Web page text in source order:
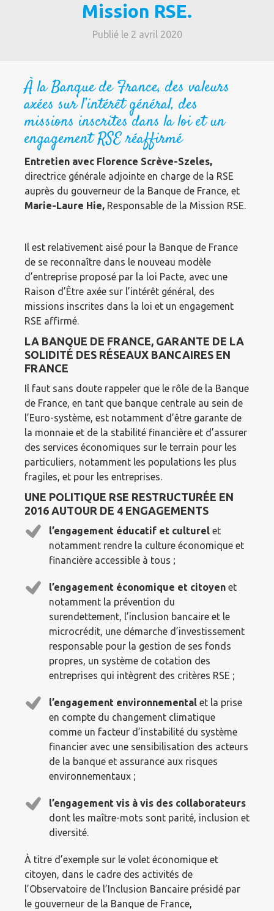
Mission RSE.
Publié le 2 avril 2020
À la Banque de France, des valeurs
axées sur l’intérêt général, des
missions inscrites dans la loi et un
engagement RSE réaffirmé
Entretien avec Florence Scrève-Szeles,
directrice générale adjointe en charge de la RSE
auprès du gouverneur de la Banque de France, et
Marie-Laure Hie, Responsable de la Mission RSE.
Il est relativement aisé pour la Banque de France
de se reconnaître dans le nouveau modèle
d’entreprise proposé par la loi Pacte, avec une
Raison d’Être axée sur l’intérêt général, des
missions inscrites dans la loi et un engagement
RSE affirmé.
LA BANQUE DE FRANCE, GARANTE DE LA
SOLIDITÉ DES RÉSEAUX BANCAIRES EN
FRANCE
Il faut sans doute rappeler que le rôle de la Banque
de France, en tant que banque centrale au sein de
l’Euro-système, est notamment d’être garante de
la monnaie et de la stabilité financière et d’assurer
des services économiques sur le terrain pour les
particuliers, notamment les populations les plus
fragiles, et pour les entreprises.
UNE POLITIQUE RSE RESTRUCTURÉE EN
2016 AUTOUR DE 4 ENGAGEMENTS
l’engagement éducatif et culturel et
notamment rendre la culture économique et
financière accessible à tous ;
l’engagement économique et citoyen et
notamment la prévention du
surendettement, l’inclusion bancaire et le
microcrédit, une démarche d’investissement
responsable pour la gestion de ses fonds
propres, un système de cotation des
entreprises qui intègrent des critères RSE ;
l’engagement environnemental et la prise
en compte du changement climatique
comme un facteur d’instabilité du système
financier avec une sensibilisation des acteurs
de la banque et assurance aux risques
environnementaux ;
l’engagement vis à vis des collaborateurs
dont les maître-mots sont parité, inclusion et
diversité.
À titre d’exemple sur le volet économique et
citoyen, dans le cadre des activités de
l’Observatoire de l’Inclusion Bancaire présidé par
le gouverneur de la Banque de France,